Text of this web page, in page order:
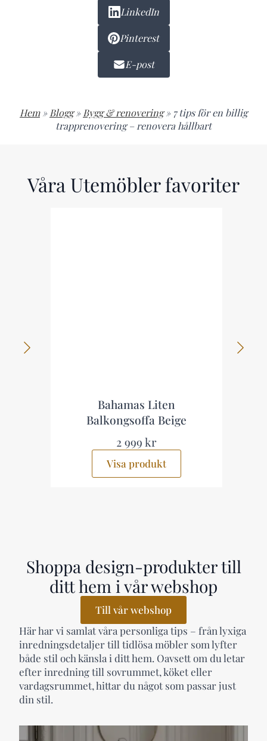
LinkedIn
Pinterest
E-post
Hem » Blogg » Bygg & renovering » 7 tips för en billig
trapprenovering – renovera hållbart
Våra Utemöbler favoriter
Bahamas Liten
Balkongsoffa Beige
2 999 kr
Visa produkt
Shoppa design-produkter till
ditt hem i vår webshop
Till vår webshop
Här har vi samlat våra personliga tips – från lyxiga
inredningsdetaljer till tidlösa möbler som lyfter
både stil och känsla i ditt hem. Oavsett om du letar
efter inredning till sovrummet, köket eller
vardagsrummet, hittar du något som passar just
din stil.